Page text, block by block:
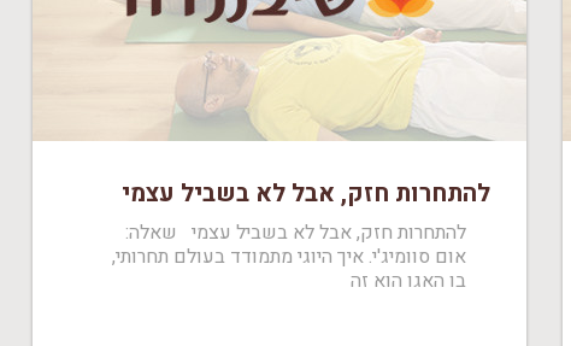
להתחרות חזק, אבל לא בשביל עצמי
להתחרות חזק, אבל לא בשביל עצמי שאלה:
אום סוומיג'י. איך היוגי מתמודד בעולם תחרותי,
בו האגו הוא זה